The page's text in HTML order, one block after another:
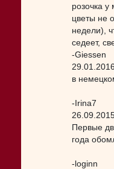
розочка
цветы не
недели),
седеет,
-Giessen
в
-Irina7
Первые
года
-loginn